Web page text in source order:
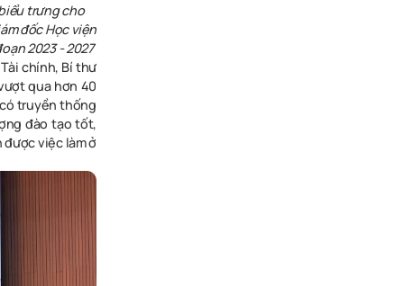
trưng cho
đốc Học viện
2023 - 2027
chính, Bí thư
qua hơn 40
truyền thống
đào tạo tốt,
việc làm ở